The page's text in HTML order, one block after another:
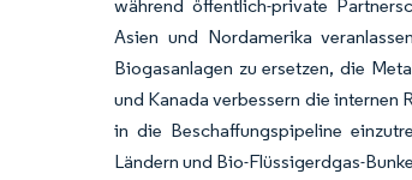
während öffentlich-private
Asien und Nordamerika
Biogasanlagen zu ersetzen, die
und Kanada verbessern die internen
in die Beschaffungspipeline
Ländern und Bio-Flüssigerdgas-